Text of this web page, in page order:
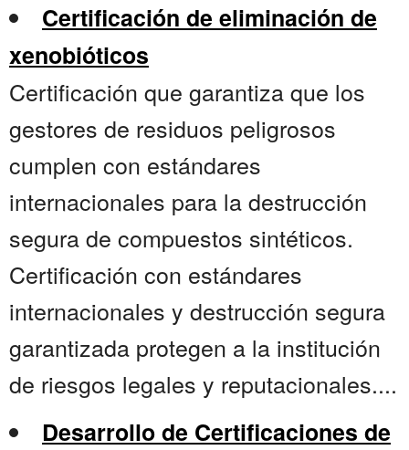
Certificación de eliminación de
xenobióticos
Certificación que garantiza que los
gestores de residuos peligrosos
cumplen con estándares
internacionales para la destrucción
segura de compuestos sintéticos.
Certificación con estándares
internacionales y destrucción segura
garantizada protegen a la institución
de riesgos legales y reputacionales....
Desarrollo de Certificaciones de